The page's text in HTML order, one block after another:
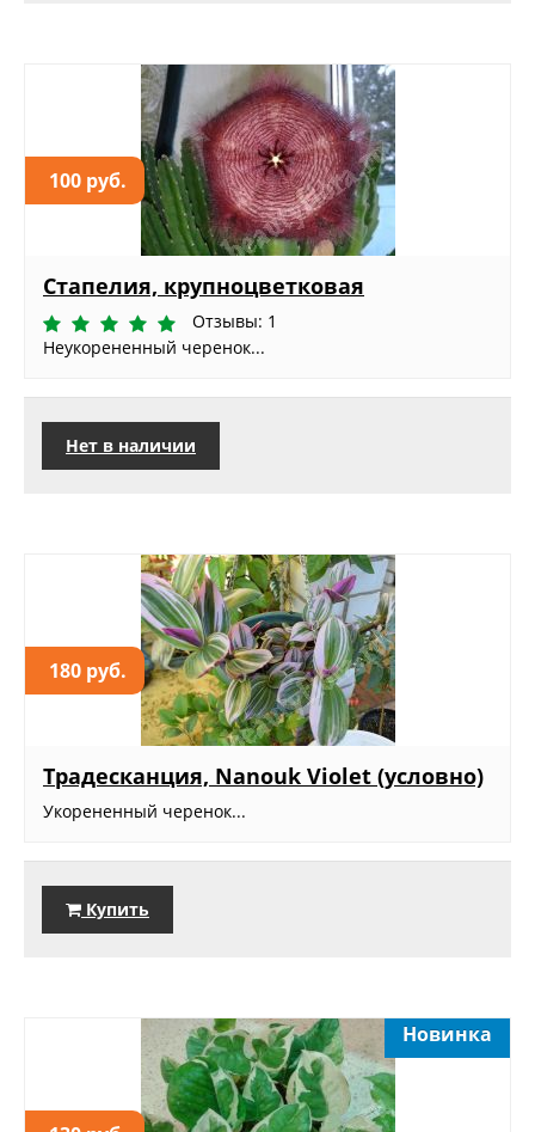
100 руб.
Стапелия, крупноцветковая
Отзывы: 1
Неукорененный черенок...
Нет в наличии
180 руб.
Традесканция, Nanouk Violet (условно)
Укорененный черенок...
Купить
Новинка